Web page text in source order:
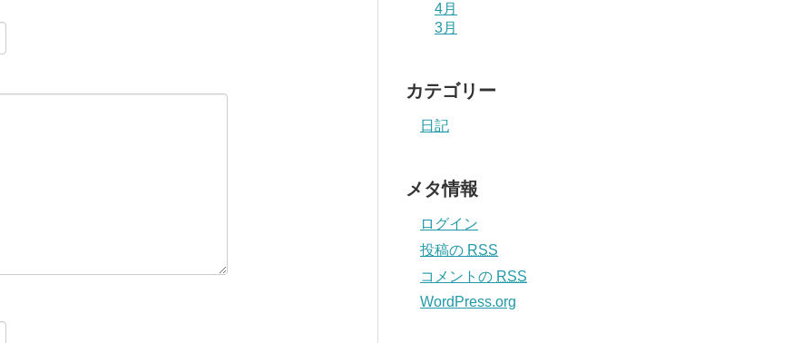
4月
3月
カテゴリー
日記
メタ情報
ログイン
投稿の RSS
コメントの RSS
WordPress.org